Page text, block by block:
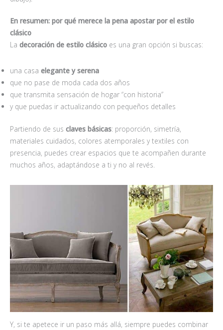
En resumen: por qué merece la pena apostar por el estilo
clásico
La decoración de estilo clásico es una gran opción si buscas:
una casa elegante y serena
que no pase de moda cada dos años
que transmita sensación de hogar “con historia”
y que puedas ir actualizando con pequeños detalles
Partiendo de sus claves básicas: proporción, simetría,
materiales cuidados, colores atemporales y textiles con
presencia, puedes crear espacios que te acompañen durante
muchos años, adaptándose a ti y no al revés.
Y, si te apetece ir un paso más allá, siempre puedes combinar